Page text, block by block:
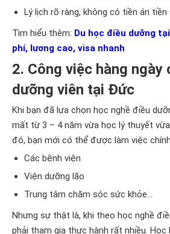
Lý lịch rõ ràng, không có tiền án tiền
Tìm hiểu thêm: Du học điều dưỡng
phí, lương cao, visa nhanh
2. Công việc hàng ngày
dưỡng viên tại Đức
Khi bạn đã lựa chọn học nghề điều
mất từ 3 – 4 năm vừa học lý thuyết
đó, bạn mới có thể được làm việc
Các bệnh viện
Viện dưỡng lão
Trung tâm chăm sóc sức khỏe…
Nhưng sự thật là, khi theo học nghề
phải tham gia thực hành rất nhiều.